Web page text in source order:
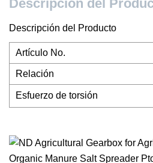
Descripción del
Descripción del Producto
Artículo No.
Relación
Esfuerzo de torsión